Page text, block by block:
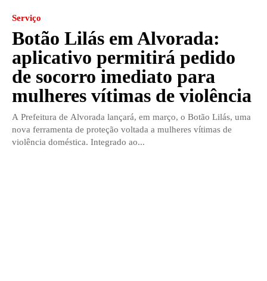
Serviço
Botão Lilás em Alvorada:
aplicativo permitirá pedido
de socorro imediato para
mulheres vítimas de violência
A Prefeitura de Alvorada lançará, em março, o Botão Lilás, uma
nova ferramenta de proteção voltada a mulheres vítimas de
violência doméstica. Integrado ao...